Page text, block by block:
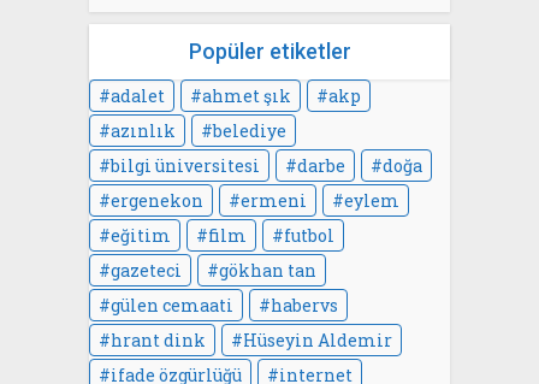
Popüler etiketler
adalet ahmet şık
akp
azınlık
belediye
bilgi üniversitesi
darbe
doğa
ergenekon
ermeni
eylem
eğitim
film
futbol
gazeteci
gökhan tan
gülen cemaati
habervs
hrant dink
Hüseyin Aldemir
ifade özgürlüğü
internet